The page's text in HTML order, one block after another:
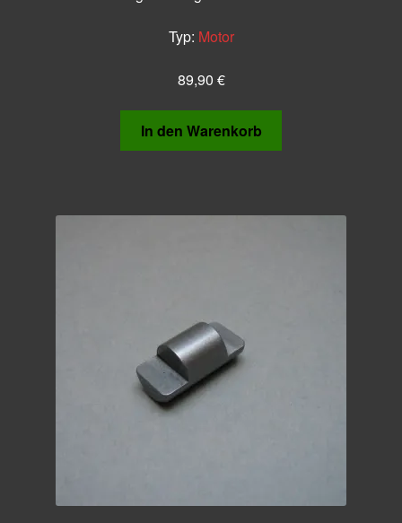
Typ: Motor
89,90 €
In den Warenkorb